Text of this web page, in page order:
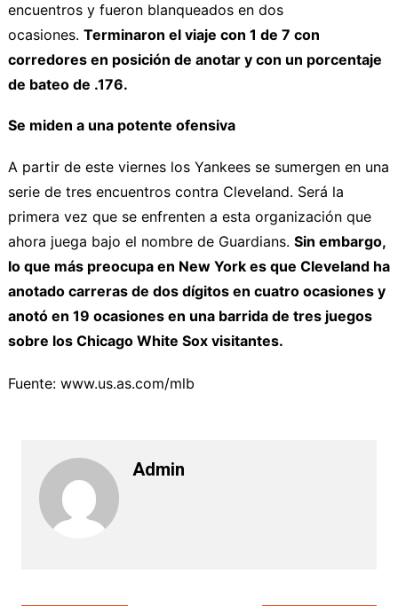
encuentros y fueron blanqueados en dos
ocasiones. Terminaron el viaje con 1 de 7 con
corredores en posición de anotar y con un porcentaje
de bateo de .176.
Se miden a una potente ofensiva
A partir de este viernes los Yankees se sumergen en una
serie de tres encuentros contra Cleveland. Será la
primera vez que se enfrenten a esta organización que
ahora juega bajo el nombre de Guardians. Sin embargo,
lo que más preocupa en New York es que Cleveland ha
anotado carreras de dos dígitos en cuatro ocasiones y
anotó en 19 ocasiones en una barrida de tres juegos
sobre los Chicago White Sox visitantes.
Fuente: www.us.as.com/mlb
Admin